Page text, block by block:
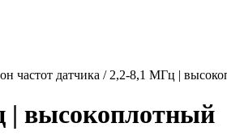
частот датчика / 2,2-8,1 МГц |
| высокоплотный